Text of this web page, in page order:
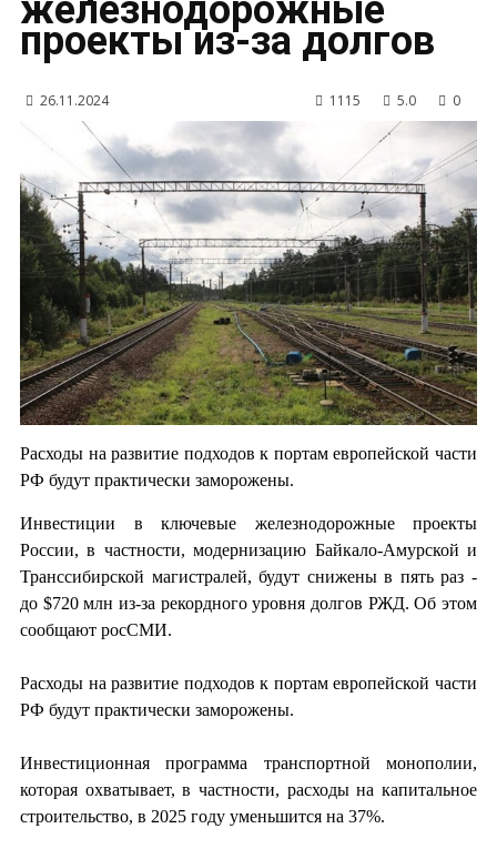
железнодорожные
проекты из-за долгов
26.11.2024 1115 5.0 0
Расходы на развитие подходов к портам европейской части
РФ будут практически заморожены.
Инвестиции в ключевые железнодорожные проекты
России, в частности, модернизацию Байкало-Амурской и
Транссибирской магистралей, будут снижены в пять раз -
до $720 млн из-за рекордного уровня долгов РЖД. Об этом
сообщают росСМИ.
Расходы на развитие подходов к портам европейской части
РФ будут практически заморожены.
Инвестиционная программа транспортной монополии,
которая охватывает, в частности, расходы на капитальное
строительство, в 2025 году уменьшится на 37%.